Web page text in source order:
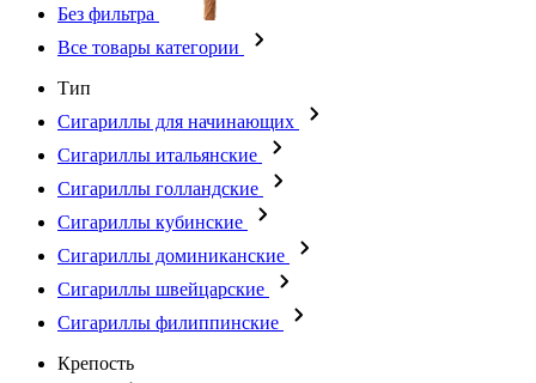
Без фильтра
Все товары категории
Тип
Сигариллы для начинающих
Сигариллы итальянские
Сигариллы голландские
Сигариллы кубинские
Сигариллы доминиканские
Сигариллы швейцарские
Сигариллы филиппинские
Крепость